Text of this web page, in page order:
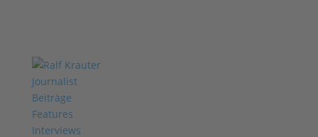
Journalist
Beiträge
Features
Interviews